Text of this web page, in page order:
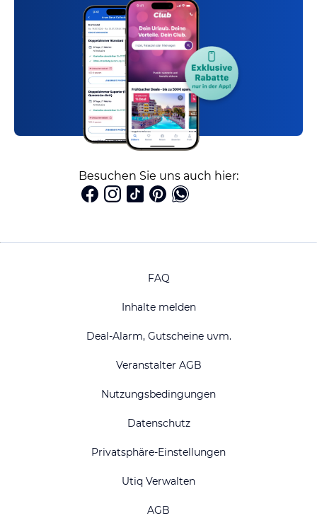
Besuchen Sie uns auch hier:
FAQ
Inhalte melden
Deal-Alarm, Gutscheine uvm.
Veranstalter AGB
Nutzungsbedingungen
Datenschutz
Privatsphäre-Einstellungen
Utiq Verwalten
AGB